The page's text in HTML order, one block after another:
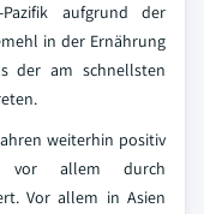
aufgrund der
in der Ernährung
der am schnellsten
weiterhin positiv
vor allem durch
Vor allem in Asien